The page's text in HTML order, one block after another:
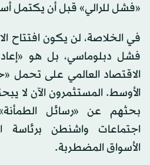
«فشل للرالي» قبل أن يكتمل
في الخلاصة، لن يكون افتتاح
فشل دبلوماسي، بل هو
الاقتصاد العالمي على
الأوسط. المستثمرون الآن لا
بحثهم عن «رسائل
اجتماعات واشنطن برئاسة
الأسواق المضطربة.